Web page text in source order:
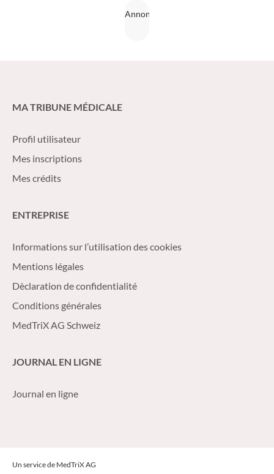
MA TRIBUNE MÉDICALE
Profil utilisateur
Mes inscriptions
Mes crédits
ENTREPRISE
Informations sur l’utilisation des cookies
Mentions légales
Dèclaration de confidentialité
Conditions générales
MedTriX AG Schweiz
JOURNAL EN LIGNE
Journal en ligne
Un service de MedTriX AG